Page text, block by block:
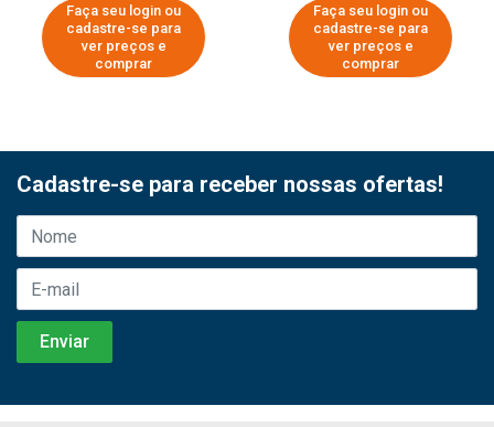
Faça seu login ou
cadastre-se para
ver preços e
comprar
Faça seu login ou
cadastre-se para
ver preços e
comprar
Cadastre-se para receber nossas ofertas!